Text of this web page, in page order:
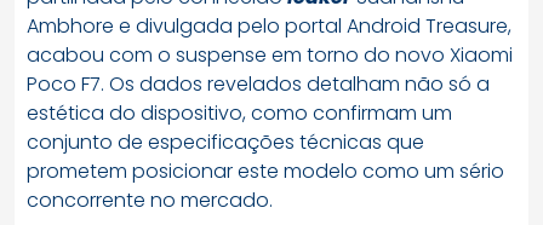
Ambhore e divulgada pelo portal Android Treasure,
acabou com o suspense em torno do novo Xiaomi
Poco F7. Os dados revelados detalham não só a
estética do dispositivo, como confirmam um
conjunto de especificações técnicas que
prometem posicionar este modelo como um sério
concorrente no mercado.